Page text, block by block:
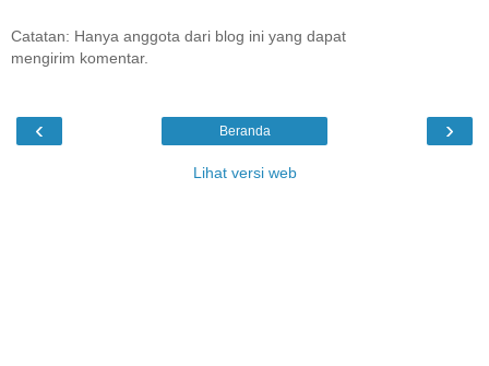
Catatan: Hanya anggota dari blog ini yang dapat
mengirim komentar.
‹ ›
Beranda
Lihat versi web